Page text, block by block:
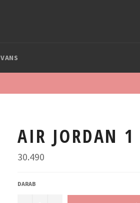
VANS
AIR JORDAN 1
Normál
ár
30.490
DARAB